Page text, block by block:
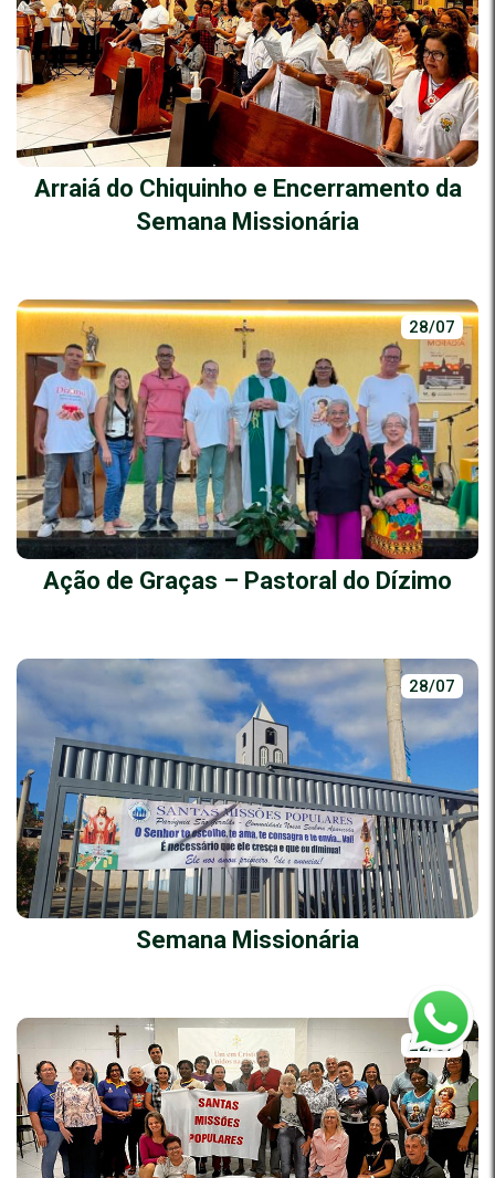
Arraiá do Chiquinho e Encerramento da
Semana Missionária
28/07
Ação de Graças – Pastoral do Dízimo
28/07
Semana Missionária
22/07